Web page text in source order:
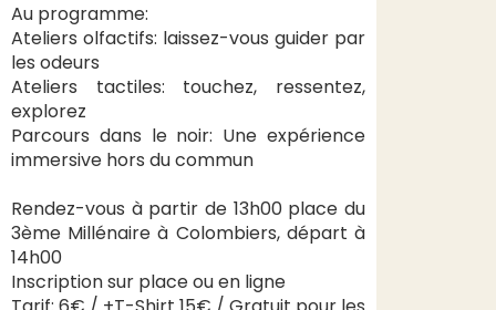
Au programme:
Ateliers olfactifs: laissez-vous guider par
les odeurs
Ateliers tactiles: touchez, ressentez,
explorez
Parcours dans le noir: Une expérience
immersive hors du commun
Rendez-vous à partir de 13h00 place du
3ème Millénaire à Colombiers, départ à
14h00
Inscription sur place ou en ligne